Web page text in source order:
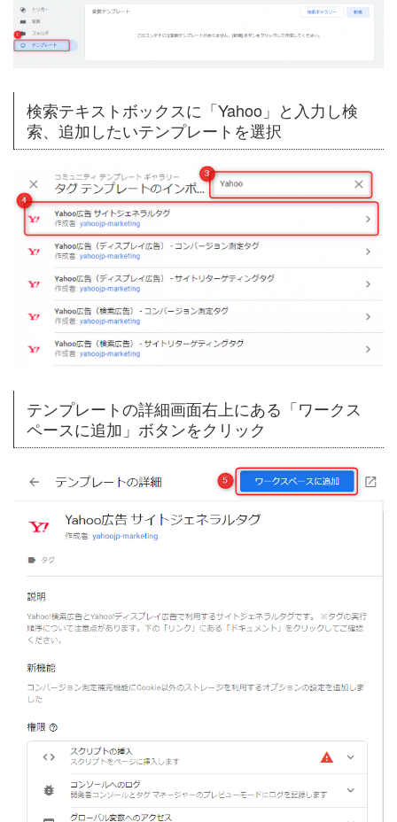
検索テキストボックスに「Yahoo」と入力し検
索、追加したいテンプレートを選択
テンプレートの詳細画面右上にある「ワークス
ペースに追加」ボタンをクリック